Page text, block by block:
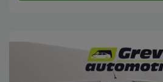
Bekijk deze auto